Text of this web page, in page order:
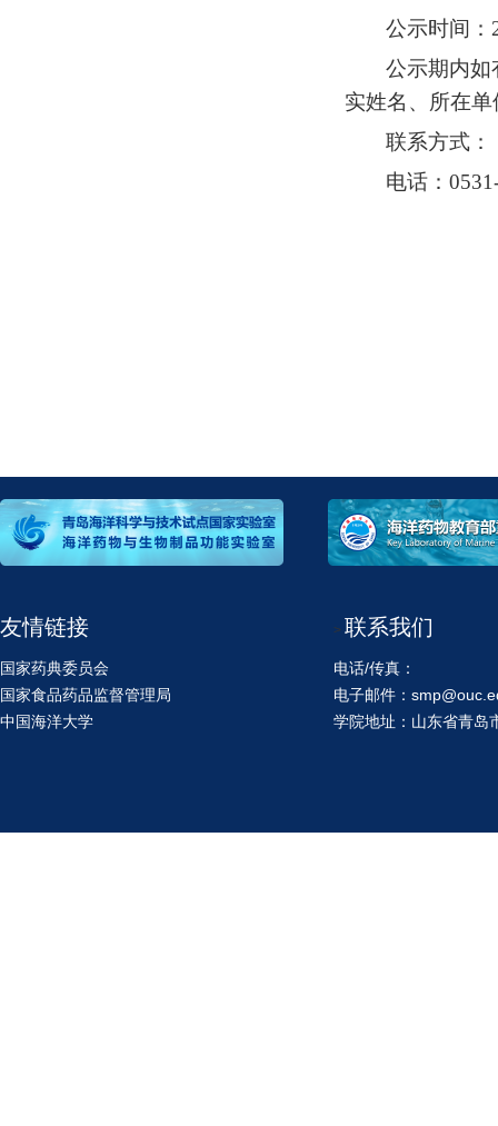
公示时间：
公示期内如
实姓名、所在
联系方式：
电话：
友情链接
国家药典委员会
国家食品药品监督管理局
中国海洋大学
> 联系我们
电话/传真：
电子邮件：
学院地址：山东省青岛